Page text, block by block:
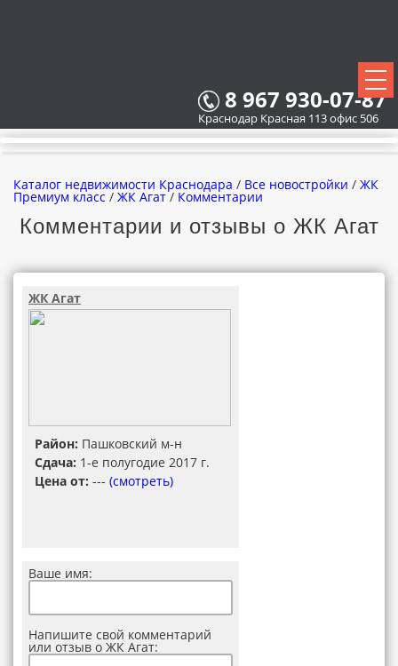
8 967 930-07-87
Краснодар Красная 113 офис 506
Каталог недвижимости Краснодара / Все новостройки / ЖК
Премиум класс / ЖК Агат / Комментарии
Комментарии и отзывы о ЖК Агат
ЖК Агат
Район: Пашковский м-н
Сдача: 1-е полугодие 2017 г.
Цена от: --- (смотреть)
Ваше имя:
Напишите свой комментарий
или отзыв о ЖК Агат: